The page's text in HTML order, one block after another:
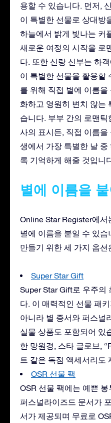
용할 수 있습니다. 먼저,
이 특별한 선물로 상대방
하늘에서 밝게 빛나는 커
새로운 여정의 시작을 로
다. 또한 신랑 신부는 하
이 특별한 선물을 활용할
를 위해 직접 별에 이름
화하고 영원히 변치 않는
습니다. 부부 간의 로맨
사의 표시든, 직접 이름을
생에서 가장 특별한 날
록 기억하게 해줄 것입니
별에 이름을
Online Star Register에서
별에 이름을 붙일 수 있
만들기 위한 세 가지 옵
Super Star Gift
Super Star Gift로 우주의
다. 이 매력적인 선물 패
아니라 별 증서와 퍼스널
실물 상품도 포함되어 있
한 망원경, 스타 글로브,
트 같은 독점 액세서리도
OSR 선물 팩
OSR 선물 팩에는 예쁜
퍼스널라이즈드 문서가
서가 제공되며 무료로